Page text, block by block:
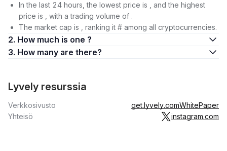
In the last 24 hours, the lowest price is , and the highest
price is , with a trading volume of .
The market cap is , ranking it # among all cryptocurrencies.
2. How much is one ?
3. How many are there?
Lyvely resurssia
Verkkosivusto get.lyvely.comWhitePaper
Yhteisö
instagram.com